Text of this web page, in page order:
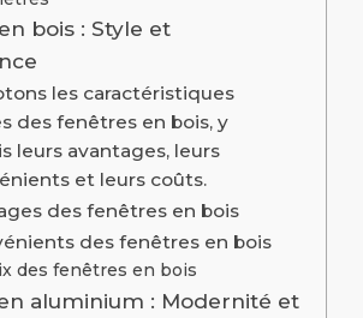
bois : Style et
les caractéristiques
des fenêtres en bois, y
leurs avantages, leurs
et leurs coûts.
des fenêtres en bois
des fenêtres en bois
des fenêtres en bois
aluminium : Modernité et